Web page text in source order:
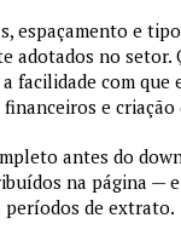
espaçamento e
adotados no setor.
facilidade com
e
antes do
na página —
de extrato.